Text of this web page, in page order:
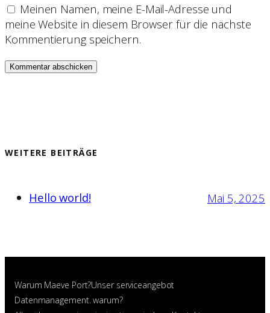
Meinen Namen, meine E-Mail-Adresse und
meine Website in diesem Browser für die nächste
Kommentierung speichern.
WEITERE BEITRÄGE
Hello world! Mai 5, 2025
Warum Maeve Port?Unser serviceangebot
Datenmanagement. warum?